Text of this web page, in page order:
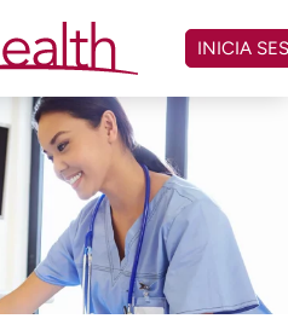
Especialidades
Programar cita
INICIA